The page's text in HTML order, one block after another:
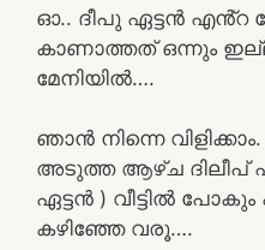
ഓ.. ദീപു ഏട്ടൻ എൻ്റ
കാണാത്തത് ഒന്നും
മേനിയിൽ….
ഞാൻ നിന്നെ
അടുത്ത ആഴ്‌ച ദിലീപ്
ഏട്ടൻ ) വീട്ടിൽ
കഴിഞ്ഞേ വരൂ….